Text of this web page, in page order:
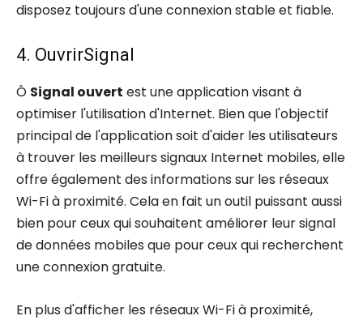
disposez toujours d'une connexion stable et fiable.
4. OuvrirSignal
Ô Signal ouvert est une application visant à
optimiser l'utilisation d'Internet. Bien que l'objectif
principal de l'application soit d'aider les utilisateurs
à trouver les meilleurs signaux Internet mobiles, elle
offre également des informations sur les réseaux
Wi-Fi à proximité. Cela en fait un outil puissant aussi
bien pour ceux qui souhaitent améliorer leur signal
de données mobiles que pour ceux qui recherchent
une connexion gratuite.
En plus d'afficher les réseaux Wi-Fi à proximité,